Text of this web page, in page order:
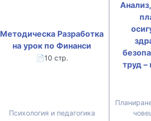
Методическа Разработка
на урок по Финанси
📄10 стр.
Психология и педагогика
труд –